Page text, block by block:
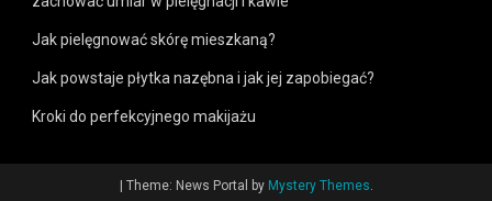
Jak pielęgnować skórę mieszkaną?
Jak powstaje płytka nazębna i jak jej zapobiegać?
Kroki do perfekcyjnego makijażu
Theme: News Portal by Mystery Themes.